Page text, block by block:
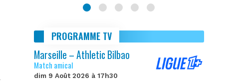
PROGRAMME TV
Marseille – Athletic Bilbao
Match amical
dim 9 Août 2026 à 17h30